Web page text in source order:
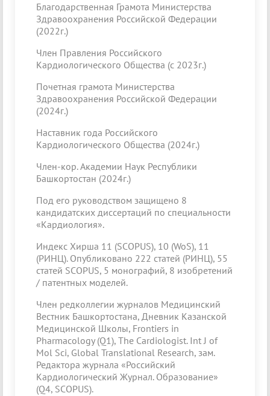
Благодарственная Грамота Министерства
Здравоохранения Российской Федерации
(2022г.)
Член Правления Российского
Кардиологического Общества (с 2023г.)
Почетная грамота Министерства
Здравоохранения Российской Федерации
(2024г.)
Наставник года Российского
Кардиологического Общества (2024г.)
Член-кор. Академии Наук Республики
Башкортостан (2024г.)
Под его руководством защищено 8
кандидатских диссертаций по специальности
«Кардиология».
Индекс Хирша 11 (SCOPUS), 10 (WoS), 11
(РИНЦ). Опубликовано 222 статей (РИНЦ), 55
статей SCOPUS, 5 монографий, 8 изобретений
/ патентных моделей.
Член редколлегии журналов Медицинский
Вестник Башкортостана, Дневник Казанской
Медицинской Школы, Frontiers in
Pharmacology (Q1), The Cardiologist. Int J of
Mol Sci, Global Translational Research, зам.
Редактора журнала «Российский
Кардиологический Журнал. Образование»
(Q4, SCOPUS).